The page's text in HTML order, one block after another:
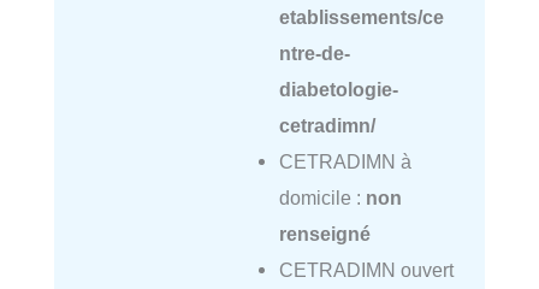
etablissements/ce
ntre-de-
diabetologie-
cetradimn/
CETRADIMN à
domicile : non
renseigné
CETRADIMN ouvert